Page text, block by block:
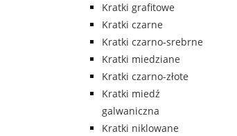
Kratki grafitowe
Kratki czarne
Kratki czarno-srebrne
Kratki miedziane
Kratki czarno-złote
Kratki miedź
galwaniczna
Kratki niklowane